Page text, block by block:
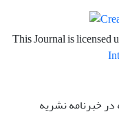
This Journal is licensed
در خبرنامه نشریه